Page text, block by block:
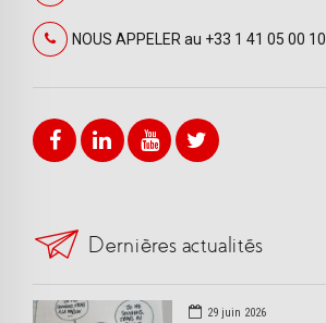
NOUS APPELER au +33 1 41 05 00 10
Dernières actualités
29 juin 2026